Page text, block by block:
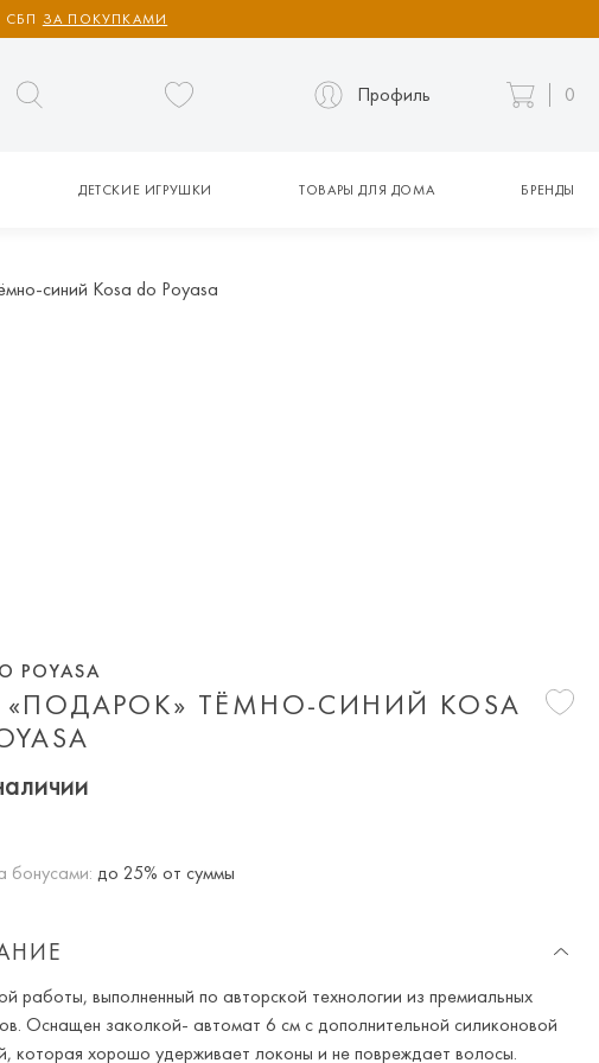
СБП ЗА ПОКУПКАМИ
Профиль 0
ДЕТСКИЕ ИГРУШКИ ТОВАРЫ ДЛЯ ДОМА БРЕНДЫ
синий Kosa do Poyasa
«ПОДАРОК» ТЁМНО-СИНИЙ KOSA
POYASA
бонусами: до 25% от суммы
работы, выполненный по авторской технологии из премиальных
Оснащен заколкой- автомат 6 см с дополнительной силиконовой
которая хорошо удерживает локоны и не повреждает волосы.